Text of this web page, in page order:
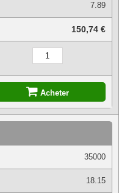
7.89
150,74 €
Acheter
35000
18.15